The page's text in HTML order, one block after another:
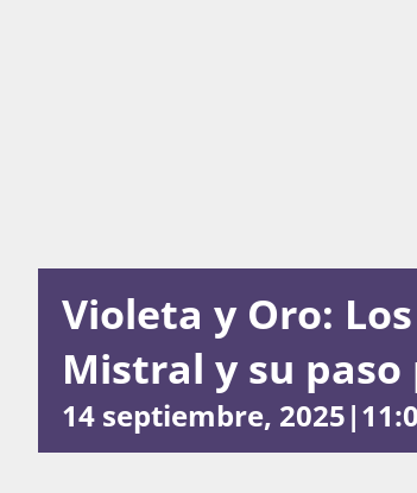
Violeta y Oro:
Mistral y su
14 septiembre,